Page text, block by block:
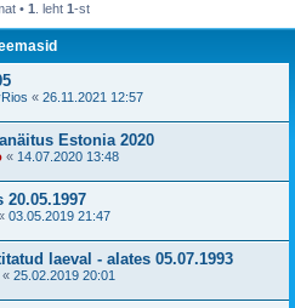
• 1 . leht 1-st
« 26.11.2021 12:57
Estonia 2020
« 14.07.2020 13:48
20.05.1997
03.05.2019 21:47
laeval - alates 05.07.1993
« 25.02.2019 20:01